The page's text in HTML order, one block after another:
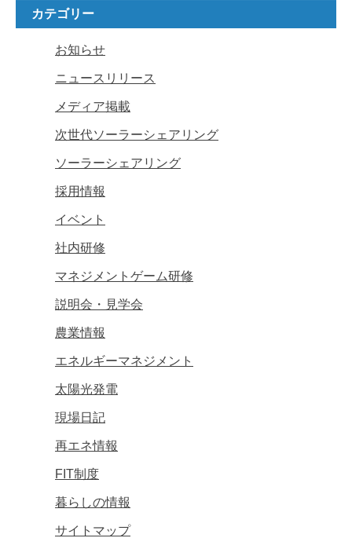
カテゴリー
お知らせ
ニュースリリース
メディア掲載
次世代ソーラーシェアリング
ソーラーシェアリング
採用情報
イベント
社内研修
マネジメントゲーム研修
説明会・見学会
農業情報
エネルギーマネジメント
太陽光発電
現場日記
再エネ情報
FIT制度
暮らしの情報
サイトマップ